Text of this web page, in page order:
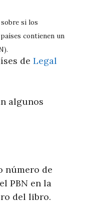
si los
contienen un
de Legal
algunos
número de
PBN en la
del libro.